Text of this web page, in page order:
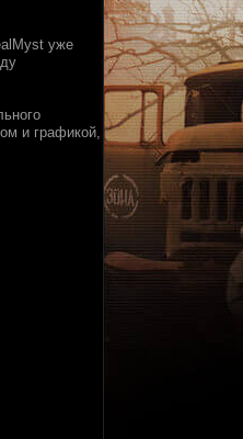
уже
и графикой,